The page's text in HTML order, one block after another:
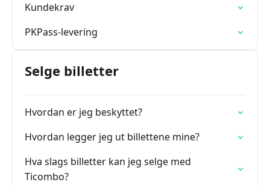
Kundekrav
PKPass-levering
Selge billetter
Hvordan er jeg beskyttet?
Hvordan legger jeg ut billettene mine?
Hva slags billetter kan jeg selge med
Ticombo?